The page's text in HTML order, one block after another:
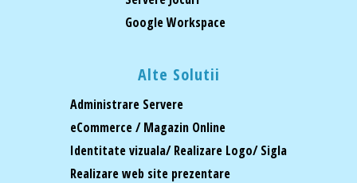
Google Workspace
Alte Solutii
Administrare Servere
eCommerce / Magazin Online
Identitate vizuala/ Realizare Logo/ Sigla
Realizare web site prezentare